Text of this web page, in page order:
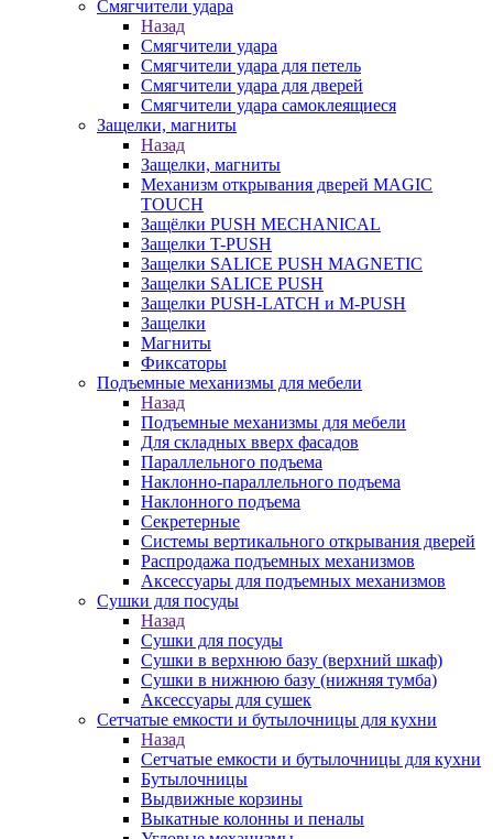
Смягчители удара
Назад
Смягчители удара
Смягчители удара для петель
Смягчители удара для дверей
Cмягчители удара самоклеящиеся
Защелки, магниты
Назад
Защелки, магниты
Механизм открывания дверей MAGIC
TOUCH
Защёлки PUSH MECHANICAL
Защелки T-PUSH
Защелки SALICE PUSH MAGNETIC
Защелки SALICE PUSH
Защелки PUSH-LATCH и M-PUSH
Защелки
Магниты
Фиксаторы
Подъемные механизмы для мебели
Назад
Подъемные механизмы для мебели
Для складных вверх фасадов
Параллельного подъема
Наклонно-параллельного подъема
Наклонного подъема
Секретерные
Системы вертикального открывания дверей
Распродажа подъемных механизмов
Аксессуары для подъемных механизмов
Сушки для посуды
Назад
Сушки для посуды
Сушки в верхнюю базу (верхний шкаф)
Сушки в нижнюю базу (нижняя тумба)
Аксессуары для сушек
Сетчатые емкости и бутылочницы для кухни
Назад
Сетчатые емкости и бутылочницы для кухни
Бутылочницы
Выдвижные корзины
Выкатные колонны и пеналы